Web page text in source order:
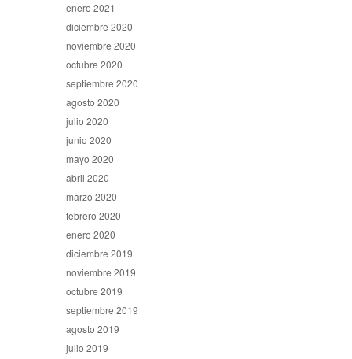
enero 2021
diciembre 2020
noviembre 2020
octubre 2020
septiembre 2020
agosto 2020
julio 2020
junio 2020
mayo 2020
abril 2020
marzo 2020
febrero 2020
enero 2020
diciembre 2019
noviembre 2019
octubre 2019
septiembre 2019
agosto 2019
julio 2019